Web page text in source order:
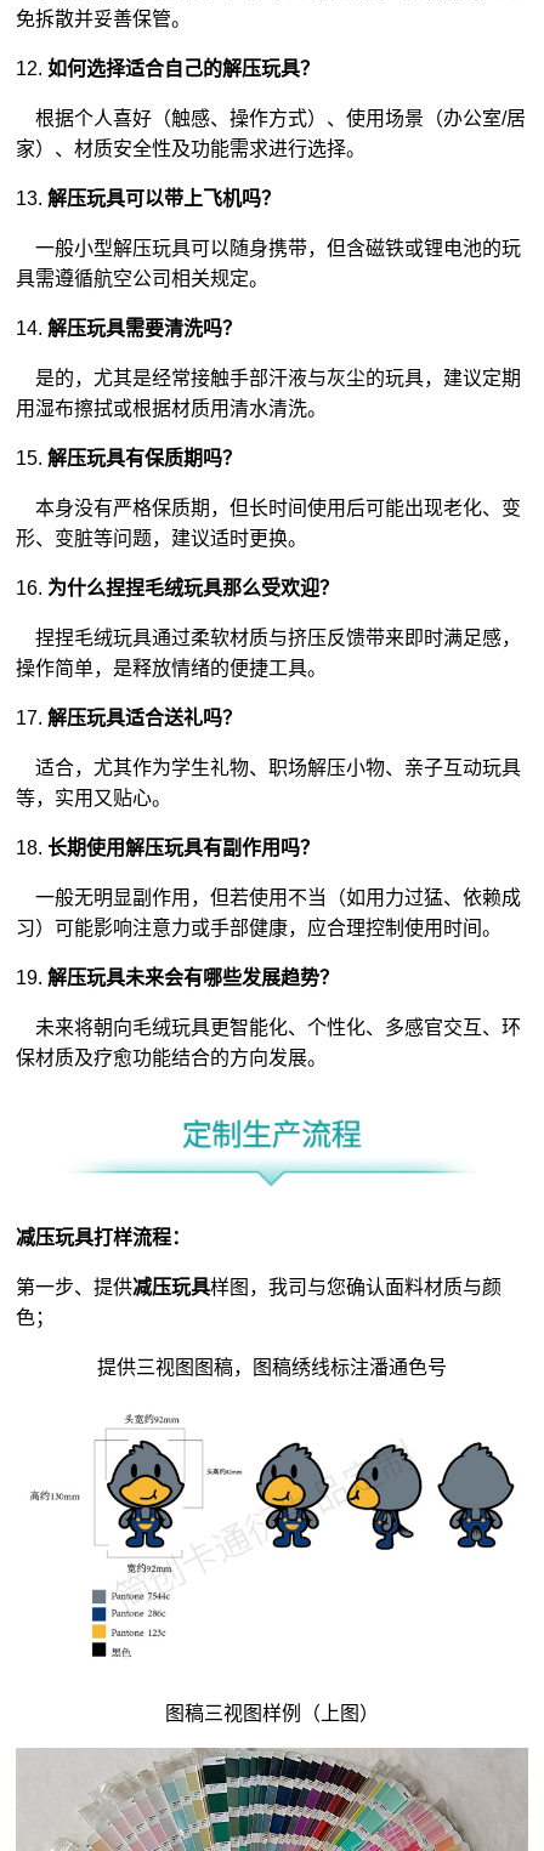
免拆散并妥善保管。
12.如何选择适合自己的解压玩具？
根据个人喜好（触感、操作方式）、使用场景（办公室/居
家）、材质安全性及功能需求进行选择。
13.解压玩具可以带上飞机吗？
一般小型解压玩具可以随身携带，但含磁铁或锂电池的玩
具需遵循航空公司相关规定。
14.解压玩具需要清洗吗？
是的，尤其是经常接触手部汗液与灰尘的玩具，建议定期
用湿布擦拭或根据材质用清水清洗。
15.解压玩具有保质期吗？
本身没有严格保质期，但长时间使用后可能出现老化、变
形、变脏等问题，建议适时更换。
16. 为什么捏捏毛绒玩具那么受欢迎？
捏捏毛绒玩具通过柔软材质与挤压反馈带来即时满足感，
操作简单，是释放情绪的便捷工具。
17.解压玩具适合送礼吗？
适合，尤其作为学生礼物、职场解压小物、亲子互动玩具
等，实用又贴心。
18.长期使用解压玩具有副作用吗？
一般无明显副作用，但若使用不当（如用力过猛、依赖成
习）可能影响注意力或手部健康，应合理控制使用时间。
19.解压玩具未来会有哪些发展趋势？
未来将朝向毛绒玩具更智能化、个性化、多感官交互、环
保材质及疗愈功能结合的方向发展。
减压玩具打样流程：
第一步、提供减压玩具样图，我司与您确认面料材质与颜
色；
提供三视图图稿，图稿绣线标注潘通色号
图稿三视图样例（上图）